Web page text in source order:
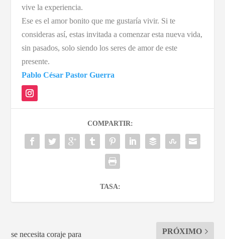
vive la experiencia.
Ese es el amor bonito que me gustaría vivir. Si te
consideras así, estas invitada a comenzar esta nueva vida,
sin pasados, solo siendo los seres de amor de este
presente.
Pablo César Pastor Guerra
COMPARTIR:
TASA:
se necesita coraje para
PRÓXIMO